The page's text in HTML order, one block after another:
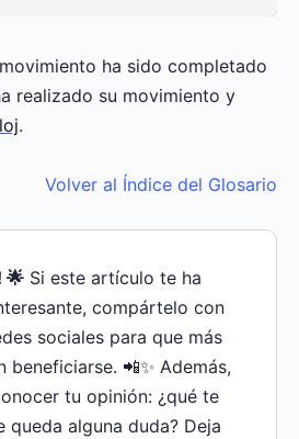
ha sido completado
realizado su movimiento y
.
Volver al Índice del Glosario
🌟 Si este artículo te ha
compártelo con
sociales para que más
beneficiarse. 📲✨ Además,
tu opinión: ¿qué te
queda alguna duda? Deja